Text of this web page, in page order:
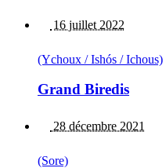
16 juillet 2022
(Ychoux / Ishós / Ichous)
Grand Biredis
28 décembre 2021
(Sore)